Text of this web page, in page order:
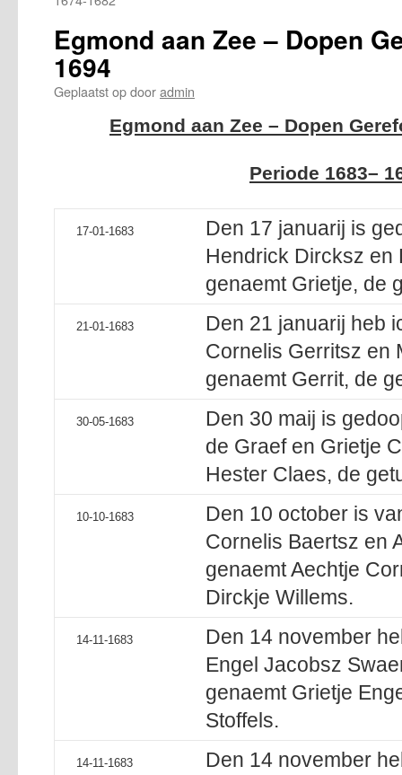
Egmond aan Zee – Dopen
1694
Geplaatst opdooradmin
Egmond aan Zee – Dopen
Periode 1683–
17-01-1683
Den 17 januarij is
Hendrick Dircksz en
genaemt Grietje, de
21-01-1683
Den 21 januarij heb
Cornelis Gerritsz en
genaemt Gerrit, de
30-05-1683
Den 30 maij is
de Graef en Grietje
Hester Claes, de
10-10-1683
Den 10 october is
Cornelis Baertsz en
genaemt Aechtje
Dirckje Willems.
14-11-1683
Den 14 november
Engel Jacobsz
genaemt Grietje
Stoffels.
14-11-1683
Den 14 november